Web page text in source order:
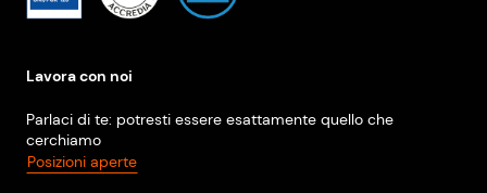
Lavora con noi
Parlaci di te: potresti essere esattamente quello che
cerchiamo
Posizioni aperte